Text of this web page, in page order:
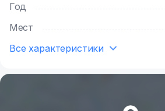
Год
Мест
Все характеристики